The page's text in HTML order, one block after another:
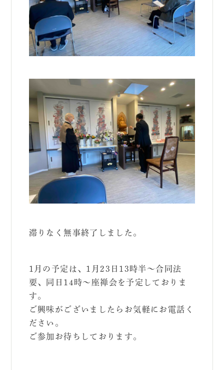
滞りなく無事終了しました。
1月の予定は、1月23日13時半～合同法
要、同日14時～座禅会を予定しておりま
す。
ご興味がございましたらお気軽にお電話く
ださい。
ご参加お待ちしております。